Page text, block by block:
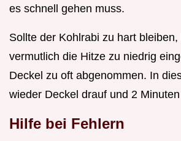
es schnell gehen muss.
Sollte der Kohlrabi zu hart bleiben,
vermutlich die Hitze zu niedrig
Deckel zu oft abgenommen. In
wieder Deckel drauf und 2
Hilfe bei Fehlern